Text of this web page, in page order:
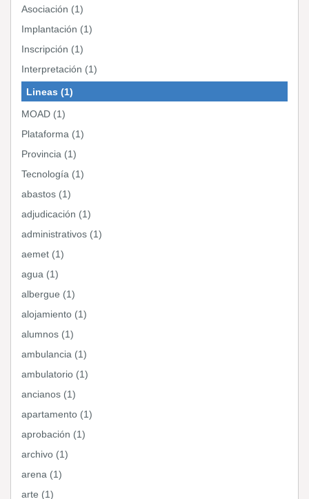
Asociación (1)
Implantación (1)
Inscripción (1)
Interpretación (1)
Lineas (1)
MOAD (1)
Plataforma (1)
Provincia (1)
Tecnología (1)
abastos (1)
adjudicación (1)
administrativos (1)
aemet (1)
agua (1)
albergue (1)
alojamiento (1)
alumnos (1)
ambulancia (1)
ambulatorio (1)
ancianos (1)
apartamento (1)
aprobación (1)
archivo (1)
arena (1)
arte (1)